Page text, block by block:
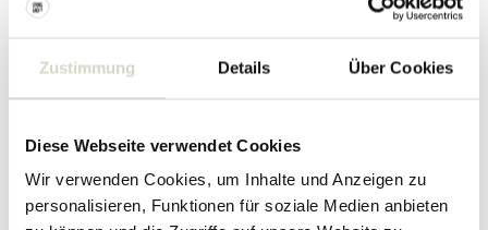
Zustimmung Details Über Cookies
Diese Webseite verwendet Cookies
Wir verwenden Cookies, um Inhalte und Anzeigen zu
personalisieren, Funktionen für soziale Medien anbieten
natürlichem Papiertuch ist großartig in Ihrem Interieur.
Sonstiges:Beinhaltet3 Meter Kabel und eine Deckenkappe.
E27-Fassung, maximal 60W. Exklusive Glühbirne.
PRODUKTDETAILS